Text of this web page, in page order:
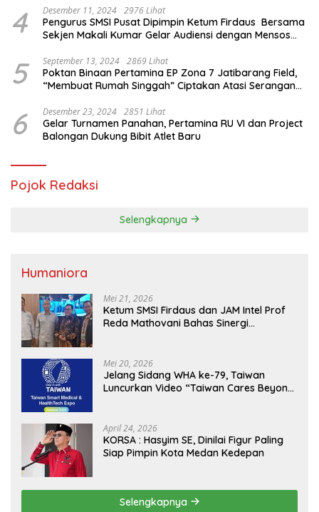
4 Desember 11, 2024 2976 Lihat
Pengurus SMSI Pusat Dipimpin Ketum Firdaus Bersama
Sekjen Makali Kumar Gelar Audiensi dengan Mensos
5 September 13, 2024 2869 Lihat
Poktan Binaan Pertamina EP Zona 7 Jatibarang Field,
“Membuat Rumah Singgah” Ciptakan Atasi Serangan
6 Desember 23, 2024 2851 Lihat
Gelar Turnamen Panahan, Pertamina RU VI dan Project
Balongan Dukung Bibit Atlet Baru
Pojok Redaksi
Selengkapnya
Humaniora
Mei 21, 2026
Ketum SMSI Firdaus dan JAM Intel Prof
Reda Mathovani Bahas Sinergi
MBG, Perkuat Pengawasan Program
Pemerintah
Mei 20, 2026
Jelang Sidang WHA ke-79, Taiwan
Luncurkan Video “Taiwan Cares Beyond
April 24, 2026
KORSA : Hasyim SE, Dinilai Figur Paling
Siap Pimpin Kota Medan Kedepan
Selengkapnya